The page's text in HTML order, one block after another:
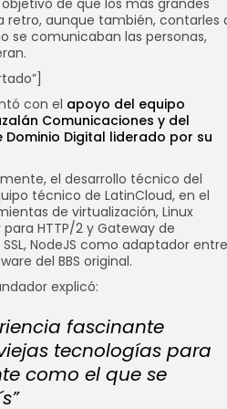
de que los más grandes
retro, aunque también, contarles
se comunicaban las personas,
con el apoyo del equipo
Comunicaciones y del
Digital liderado por su
el desarrollo técnico del
técnico de LatinCloud, en el
de virtualización, Linux
HTTP/2 y Gateway de
NodeJS como adaptador entre
del BBS original.
explicó:
fascinante
tecnologías para
como el que se